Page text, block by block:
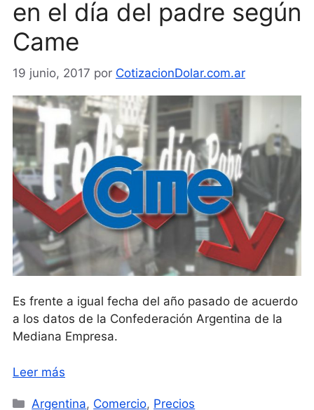
en el día del padre según
Came
19 junio, 2017 por CotizacionDolar.com.ar
Es frente a igual fecha del año pasado de acuerdo
a los datos de la Confederación Argentina de la
Mediana Empresa.
Leer más
Categorías
Argentina, Comercio, Precios